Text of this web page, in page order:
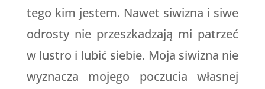
tego kim jestem. Nawet siwizna i siwe
odrosty nie przeszkadzają mi patrzeć
w lustro i lubić siebie. Moja siwizna nie
wyznacza mojego poczucia własnej